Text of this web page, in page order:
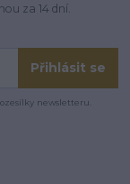
za 14 dní.
Přihlásit se
newsletteru.